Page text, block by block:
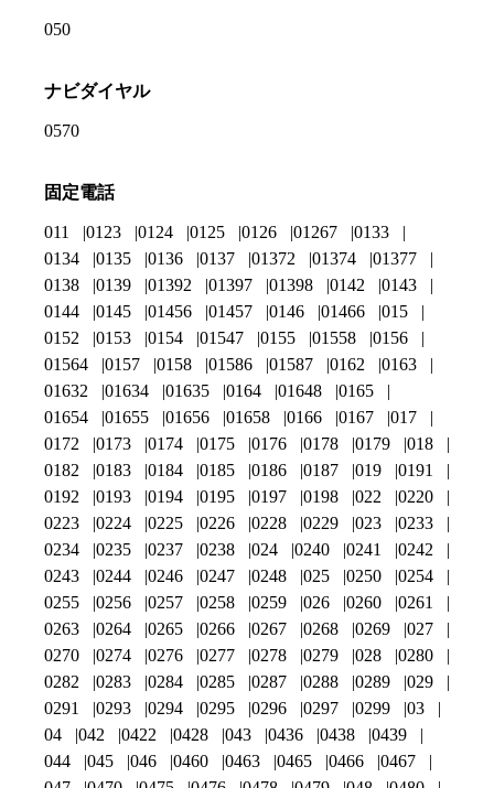
050
ナビダイヤル
0570
固定電話
011 0123 0124 0125 0126 01267
0133
0134
0135 0136 0137 01372 01374
01377
0138
0139 01392 01397 01398 0142
0143
0144
0145 01456 01457 0146 01466
015
0152
0153 0154 01547 0155 01558
0156
01564
0157 0158 01586 01587 0162
0163
01632
01634 01635 0164 01648
0165
01654
01655 01656 01658 0166 0167
017
0172
0173 0174 0175 0176 0178 0179
018
0182
0183 0184 0185 0186 0187 019
0191
0192
0193 0194 0195 0197 0198 022
0220
0223
0224 0225 0226 0228 0229 023
0233
0234
0235 0237 0238 024 0240 0241
0242
0243
0244 0246 0247 0248 025 0250
0254
0255
0256 0257 0258 0259 026 0260
0261
0263
0264 0265 0266 0267 0268 0269
027
0270
0274 0276 0277 0278 0279 028
0280
0282
0283 0284 0285 0287 0288 0289
029
0291
0293 0294 0295 0296 0297 0299
03
04
042 0422 0428 043 0436 0438
0439
044
045 046 0460 0463 0465 0466
0467